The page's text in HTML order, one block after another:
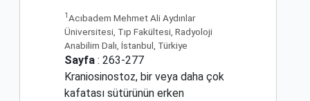
1 Acıbadem Mehmet Ali Aydınlar
Üniversitesi, Tıp Fakültesi, Radyoloji
Anabilim Dalı, İstanbul, Türkiye
Sayfa : 263-277
Kraniosinostoz, bir veya daha çok
kafatası sütürünün erken